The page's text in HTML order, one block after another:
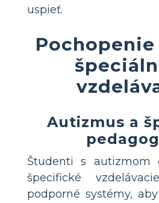
uspieť.
Autizmus a
Študenti s autizmom
špecifické
podporné systémy,